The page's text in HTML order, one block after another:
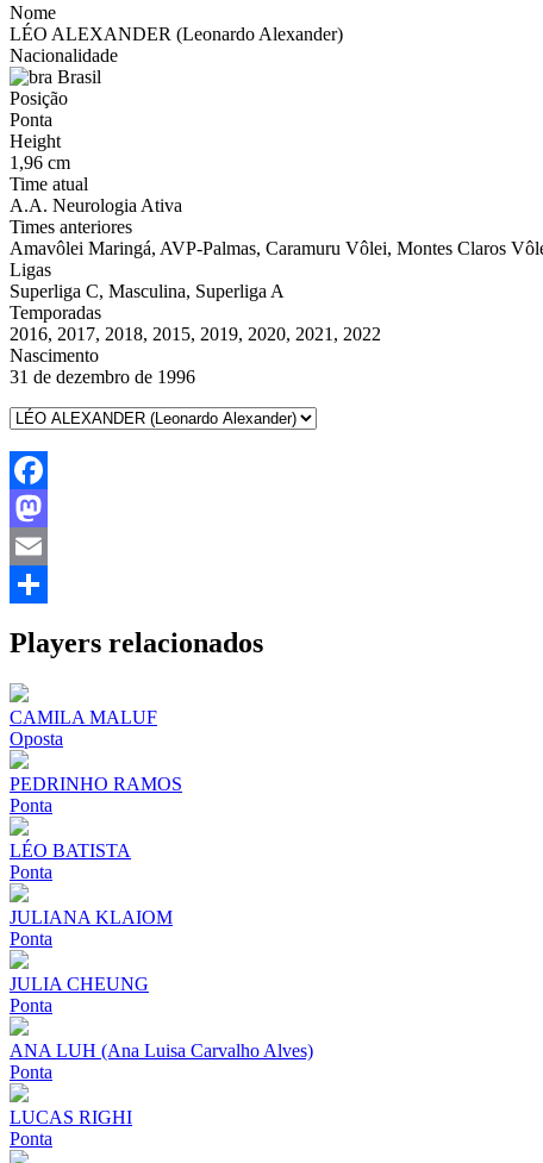
Nome
LÉO ALEXANDER (Leonardo Alexander)
Nacionalidade
Brasil
Posição
Ponta
Height
1,96 cm
Time atual
A.A. Neurologia Ativa
Times anteriores
Amavôlei Maringá, AVP-Palmas, Caramuru Vôlei, Montes Claros
Ligas
Superliga C, Masculina, Superliga A
Temporadas
2016, 2017, 2018, 2015, 2019, 2020, 2021, 2022
Nascimento
31 de dezembro de 1996
Facebook
Mastodon
Email
Players relacionados
CAMILA MALUF
Oposta
PEDRINHO RAMOS
Ponta
LÉO BATISTA
Ponta
JULIANA KLAIOM
Ponta
JULIA CHEUNG
Ponta
ANA LUH (Ana Luisa Carvalho Alves)
Ponta
LUCAS RIGHI
Ponta